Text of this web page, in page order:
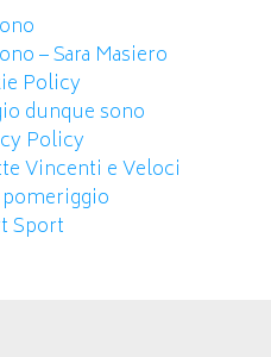
– Sara Masiero
Policy
dunque sono
Policy
Vincenti e Veloci
pomeriggio
Sport